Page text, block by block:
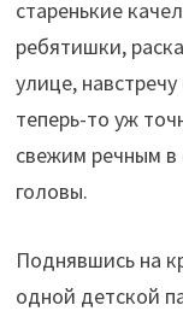
старенькие
ребятишки,
улице,
теперь-то уж
свежим речным
головы.
Поднявшись на
одной детской